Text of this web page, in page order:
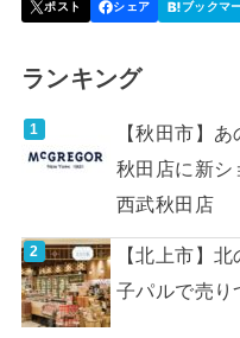
ランキング
【秋田市】
秋田店に新シ
西武秋田店
【北上市】
子パルで売り